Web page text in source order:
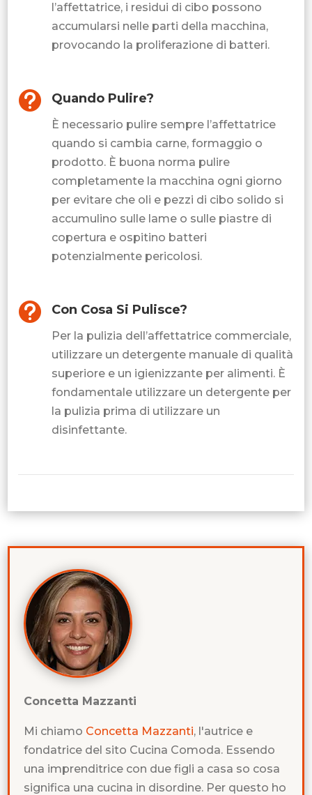
l’affettatrice, i residui di cibo possono
accumularsi nelle parti della macchina,
provocando la proliferazione di batteri.
 Quando Pulire?
È necessario pulire sempre l’affettatrice
quando si cambia carne, formaggio o
prodotto. È buona norma pulire
completamente la macchina ogni giorno
per evitare che oli e pezzi di cibo solido si
accumulino sulle lame o sulle piastre di
copertura e ospitino batteri
potenzialmente pericolosi.
 Con Cosa Si Pulisce?
Per la pulizia dell’affettatrice commerciale,
utilizzare un detergente manuale di qualità
superiore e un igienizzante per alimenti. È
fondamentale utilizzare un detergente per
la pulizia prima di utilizzare un
disinfettante.
Concetta Mazzanti
Mi chiamo Concetta Mazzanti, l'autrice e
fondatrice del sito Cucina Comoda. Essendo
una imprenditrice con due figli a casa so cosa
significa una cucina in disordine. Per questo ho